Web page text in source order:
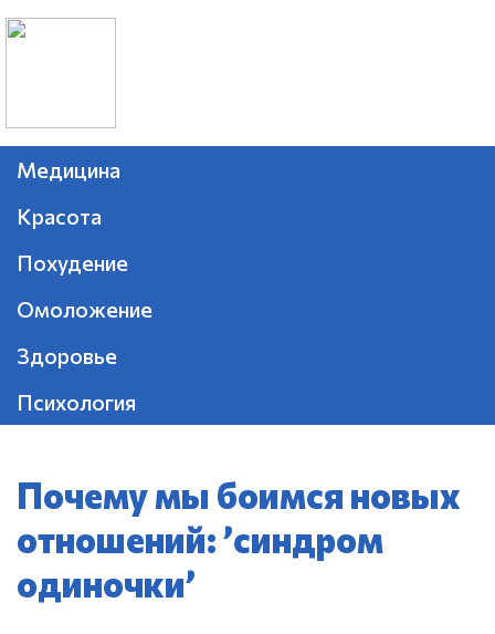
Медицина
Красота
Похудение
Омоложение
Здоровье
Психология
Почему мы боимся новых
отношений: ’синдром
одиночки’